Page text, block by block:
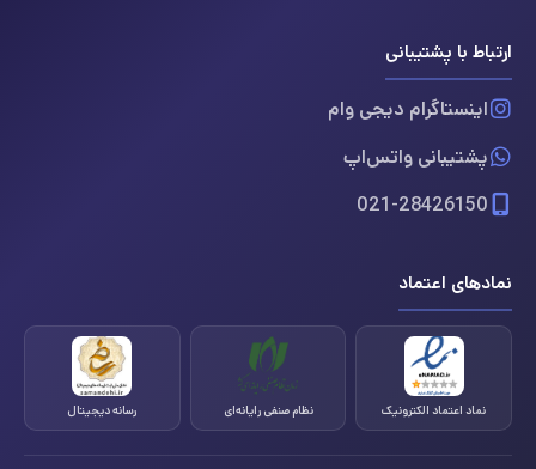
ارتباط با پشتیبانی
اینستاگرام دیجی وام
پشتیبانی واتس‌اپ
021-28426150
نمادهای اعتماد
نماد اعتماد الکترونیک نظام صنفی رایانه‌ای رسانه دیجیتال